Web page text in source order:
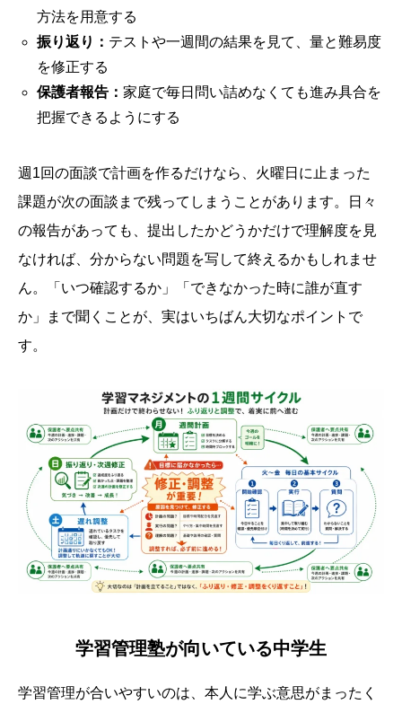
方法を用意する
振り返り： テストや一週間の結果を見て、量と難易度
を修正する
保護者報告： 家庭で毎日問い詰めなくても進み具合を
把握できるようにする
週1回の面談で計画を作るだけなら、火曜日に止まった
課題が次の面談まで残ってしまうことがあります。日々
の報告があっても、提出したかどうかだけで理解度を見
なければ、分からない問題を写して終えるかもしれませ
ん。「いつ確認するか」「できなかった時に誰が直す
か」まで聞くことが、実はいちばん大切なポイントで
す。
学習管理塾が向いている中学生
学習管理が合いやすいのは、本人に学ぶ意思がまったく